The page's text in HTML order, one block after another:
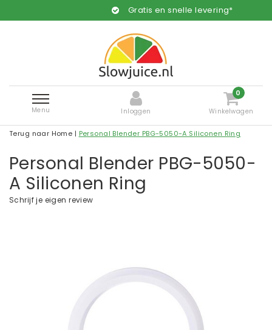
Gratis en snelle levering*
Menu Inloggen
0
Winkelwagen
Terug naar Home | Personal Blender PBG-5050-A Siliconen Ring
Personal Blender PBG-5050-
A Siliconen Ring
Schrijf je eigen review